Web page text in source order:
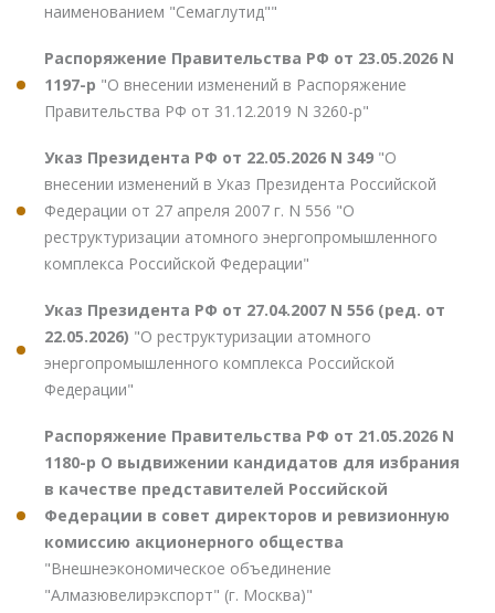
наименованием "Семаглутид""
Распоряжение Правительства РФ от 23.05.2026 N
1197-р "О внесении изменений в Распоряжение
Правительства РФ от 31.12.2019 N 3260-р"
Указ Президента РФ от 22.05.2026 N 349 "О
внесении изменений в Указ Президента Российской
Федерации от 27 апреля 2007 г. N 556 "О
реструктуризации атомного энергопромышленного
комплекса Российской Федерации"
Указ Президента РФ от 27.04.2007 N 556 (ред. от
22.05.2026) "О реструктуризации атомного
энергопромышленного комплекса Российской
Федерации"
Распоряжение Правительства РФ от 21.05.2026 N
1180-р О выдвижении кандидатов для избрания
в качестве представителей Российской
Федерации в совет директоров и ревизионную
комиссию акционерного общества
"Внешнеэкономическое объединение
"Алмазювелирэкспорт" (г. Москва)"